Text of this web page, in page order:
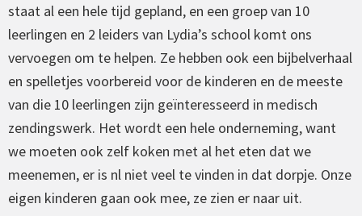
staat al een hele tijd gepland, en een groep van 10
leerlingen en 2 leiders van Lydia’s school komt ons
vervoegen om te helpen. Ze hebben ook een bijbelverhaal
en spelletjes voorbereid voor de kinderen en de meeste
van die 10 leerlingen zijn geïnteresseerd in medisch
zendingswerk. Het wordt een hele onderneming, want
we moeten ook zelf koken met al het eten dat we
meenemen, er is nl niet veel te vinden in dat dorpje. Onze
eigen kinderen gaan ook mee, ze zien er naar uit.